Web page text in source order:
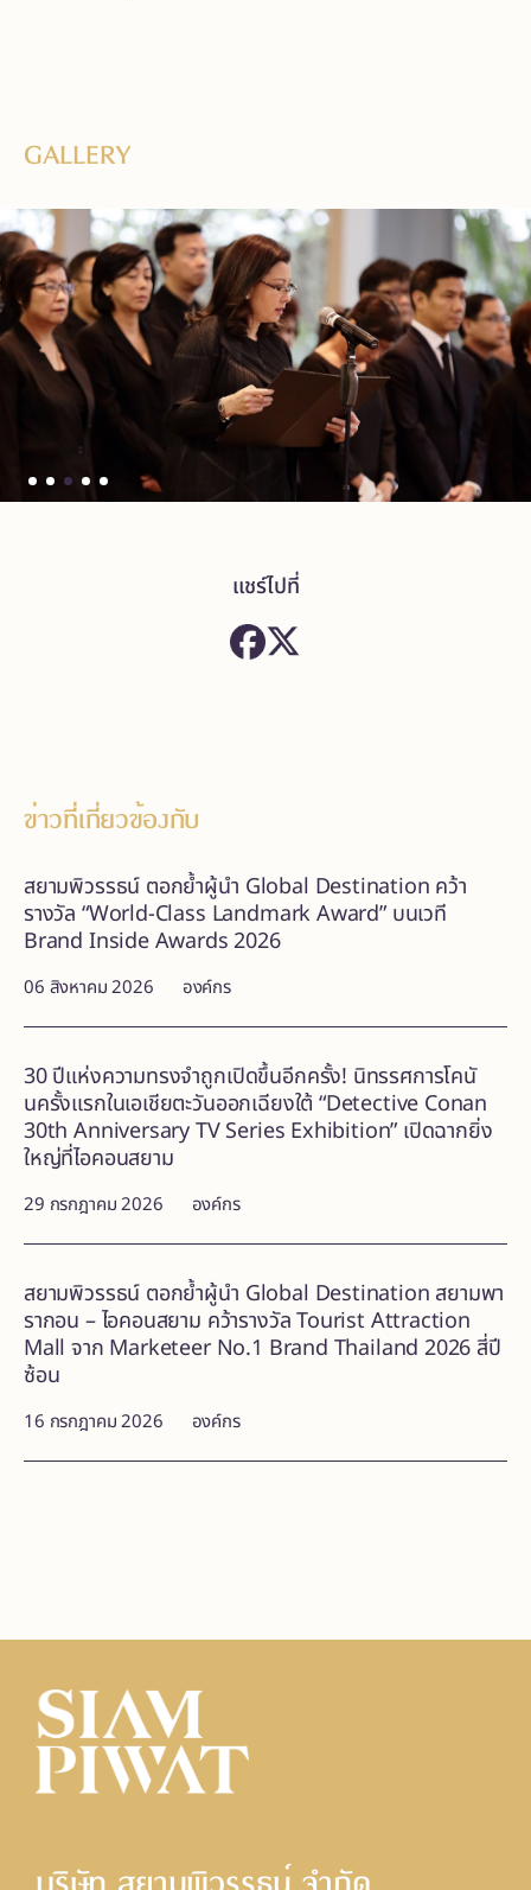
GALLERY
แชร์ไปที่
ข่าวที่เกี่ยวข้องกับ
06 สิงหาคม 2026 องค์กร
สยามพิวรรธน์ ตอกย้ำผู้นำ Global Destination คว้า
รางวัล “World-Class Landmark Award” บนเวที
Brand Inside Awards 2026
29 กรกฎาคม 2026 องค์กร
30 ปีแห่งความทรงจำถูกเปิดขึ้นอีกครั้ง! นิทรรศการโคนั
นครั้งแรกในเอเชียตะวันออกเฉียงใต้ “Detective Conan
30th Anniversary TV Series Exhibition” เปิดฉากยิ่ง
ใหญ่ที่ไอคอนสยาม
16 กรกฎาคม 2026 องค์กร
สยามพิวรรธน์ ตอกย้ำผู้นำ Global Destination สยามพา
รากอน – ไอคอนสยาม คว้ารางวัล Tourist Attraction
Mall จาก Marketeer No.1 Brand Thailand 2026 สี่ปี
ซ้อน